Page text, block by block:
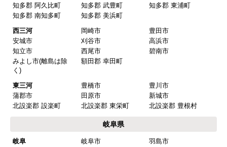
知多郡 阿久比町
知多郡 武豊町
知多郡 東浦町
知多郡 南知多町
知多郡 美浜町
西三河
岡崎市
豊田市
安城市
刈谷市
高浜市
知立市
西尾市
碧南市
みよし市(離島は除
く)
額田郡 幸田町
東三河 豊橋市
豊川市
蒲郡市
田原市
新城市
北設楽郡 設楽町
北設楽郡 東栄町 北設楽郡 豊根村
岐阜県
岐阜 岐阜市
羽島市